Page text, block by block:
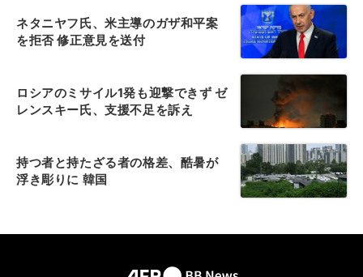
ネタニヤフ氏、米主導のガザ和平案
を拒否 修正意見を送付
ロシアのミサイル1発も迎撃できず ゼ
レンスキー氏、支援不足を訴え
持つ者と持たざる者の格差、酷暑が
浮き彫りに 韓国